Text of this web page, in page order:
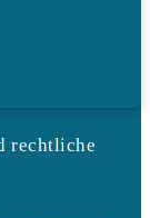
rechtliche